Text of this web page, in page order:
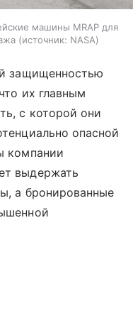
машины MRAP для
источник: NASA
защищенностью
их главным
с которой они
опасной
компании
выдержать
а бронированные